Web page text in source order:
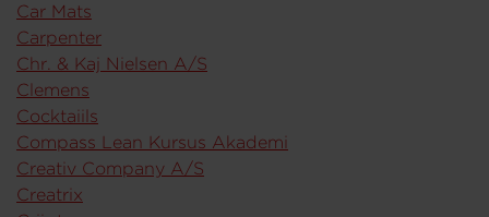
Car Mats
Carpenter
Chr. & Kaj Nielsen A/S
Clemens
Cocktaiils
Compass Lean Kursus Akademi
Creativ Company A/S
Creatrix